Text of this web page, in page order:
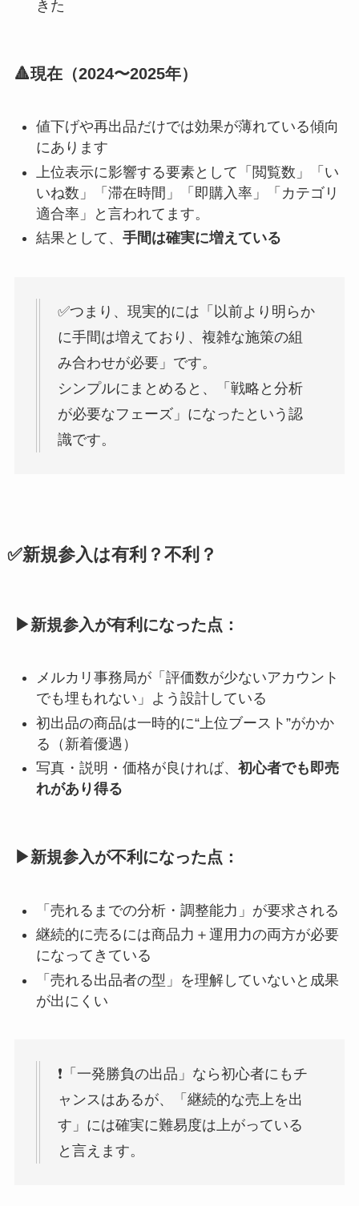
きた
🔺現在（2024〜2025年）
値下げや再出品だけでは効果が薄れている傾向
にあります
上位表示に影響する要素として「閲覧数」「い
いね数」「滞在時間」「即購入率」「カテゴリ
適合率」と言われてます。
結果として、 手間は確実に増えている
✅つまり、現実的には「以前より明らか
に手間は増えており、複雑な施策の組
み合わせが必要」です。
シンプルにまとめると、「戦略と分析
が必要なフェーズ」になったという認
識です。
✅新規参入は有利？不利？
▶新規参入が有利になった点：
メルカリ事務局が「評価数が少ないアカウント
でも埋もれない」よう設計している
初出品の商品は一時的に“上位ブースト”がかか
る（新着優遇）
写真・説明・価格が良ければ、 初心者でも即売
れがあり得る
▶新規参入が不利になった点：
「売れるまでの分析・調整能力」が要求される
継続的に売るには商品力＋運用力の両方が必要
になってきている
「売れる出品者の型」を理解していないと成果
が出にくい
❗「一発勝負の出品」なら初心者にもチ
ャンスはあるが、「継続的な売上を出
す」には確実に難易度は上がっている
と言えます。